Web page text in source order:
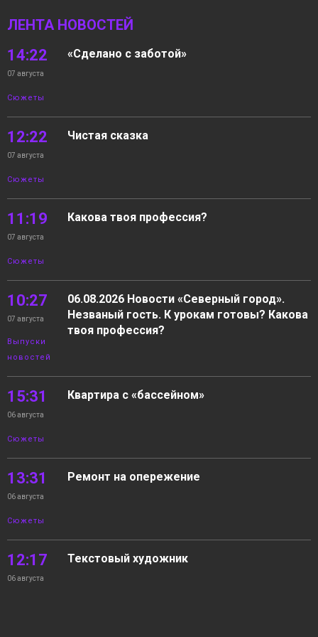
ЛЕНТА НОВОСТЕЙ
14:22
07 августа
Сюжеты
«Сделано с заботой»
12:22
07 августа
Сюжеты
Чистая сказка
11:19
07 августа
Сюжеты
Какова твоя профессия?
10:27
07 августа
Выпуски
новостей
06.08.2026 Новости «Северный город».
Незваный гость. К урокам готовы? Какова
твоя профессия?
15:31
06 августа
Сюжеты
Квартира с «бассейном»
13:31
06 августа
Сюжеты
Ремонт на опережение
12:17
06 августа
Текстовый художник